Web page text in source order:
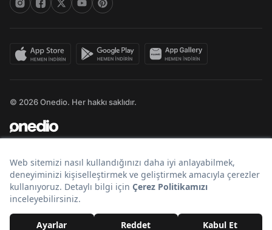
© 2026 Onedio. Her hakkı saklıdır.
Bir markasıdır.